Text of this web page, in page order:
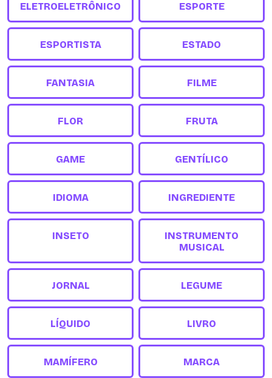
ELETROELETRÔNICO ESPORTE
ESPORTISTA ESTADO
FANTASIA FILME
FLOR FRUTA
GAME GENTÍLICO
IDIOMA INGREDIENTE
INSETO
INSTRUMENTO
MUSICAL
JORNAL LEGUME
LÍQUIDO LIVRO
MAMÍFERO MARCA